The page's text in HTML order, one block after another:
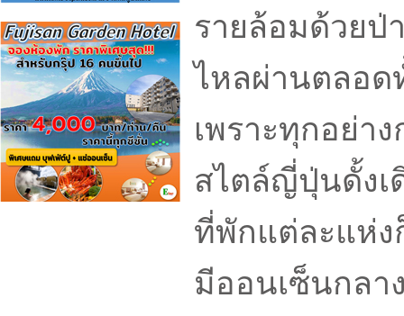
รายล้อมด้วยป่
ไหลผ่านตลอด
เพราะทุกอย่า
สไตล์ญี่ปุ่นดั้ง
ที่พักแต่ละแห่ง
มีออนเซ็นกลา